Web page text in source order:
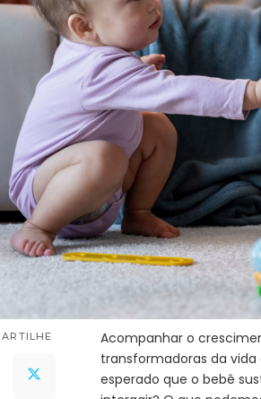
Acompanhar o
transformadoras da
esperado que o bebê